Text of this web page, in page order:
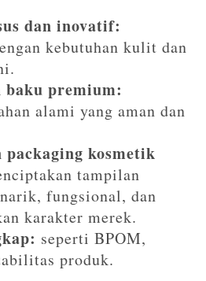
dan inovatif:
kebutuhan kulit dan
premium:
alami yang aman dan
packaging kosmetik
tampilan
fungsional, dan
karakter merek.
seperti BPOM,
produk.